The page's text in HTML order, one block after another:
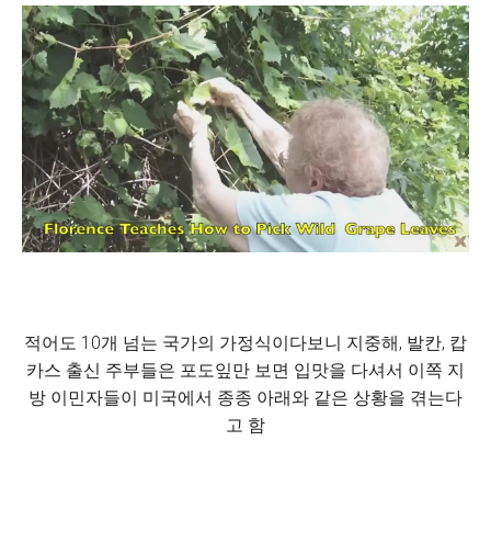
적어도 10개 넘는 국가의 가정식이다보니 지중해, 발칸, 캅
카스 출신 주부들은 포도잎만 보면 입맛을 다셔서 이쪽 지
방 이민자들이 미국에서 종종 아래와 같은 상황을 겪는다
고 함